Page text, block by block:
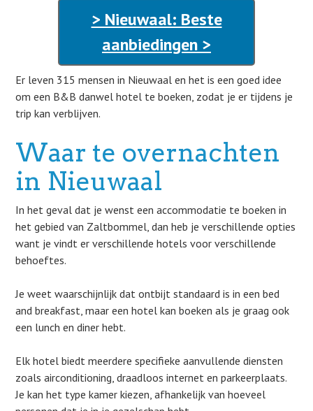
> Nieuwaal: Beste
aanbiedingen >
Er leven 315 mensen in Nieuwaal en het is een goed idee
om een B&B danwel hotel te boeken, zodat je er tijdens je
trip kan verblijven.
Waar te overnachten
in Nieuwaal
In het geval dat je wenst een accommodatie te boeken in
het gebied van Zaltbommel, dan heb je verschillende opties
want je vindt er verschillende hotels voor verschillende
behoeftes.
Je weet waarschijnlijk dat ontbijt standaard is in een bed
and breakfast, maar een hotel kan boeken als je graag ook
een lunch en diner hebt.
Elk hotel biedt meerdere specifieke aanvullende diensten
zoals airconditioning, draadloos internet en parkeerplaats.
Je kan het type kamer kiezen, afhankelijk van hoeveel